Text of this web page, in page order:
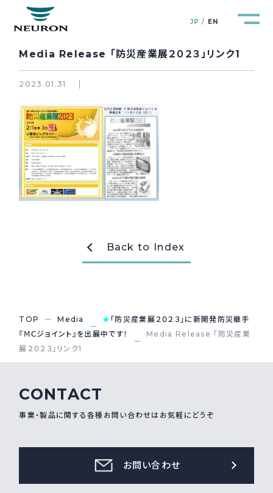
JP EN
管路防災研究所 Pipeline Resilience Lab.
企業情報 Company
製品＆サービス Products&Service
News&Topics
Media Release 「防災産業展２０２３」リンク1
2023.01.31
Back to Index
TOP Media ★「防災産業展２０２３」に新開発防災継手
『ⅯＣジョイント』を出展中です！
Media Release 「防災産業
展２０２３」リンク1
CONTACT
事業・製品に関する各種お問い合わせはお気軽にどうぞ
お問い合わせ